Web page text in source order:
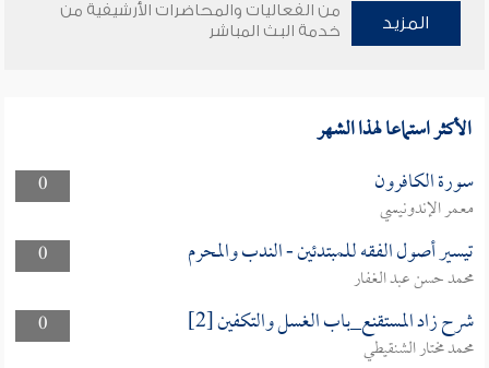
المزيد
من الفعاليات والمحاضرات الأرشيفية من
خدمة البث المباشر
الأكثر استماعا لهذا الشهر
0 سورة الكافرون
معمر الإندونيسي
0
تيسير أصول الفقه للمبتدئين - الندب والمحرم
محمد حسن عبد الغفار
0
شرح زاد المستقنع_باب الغسل والتكفين [2]
محمد مختار الشنقيطي